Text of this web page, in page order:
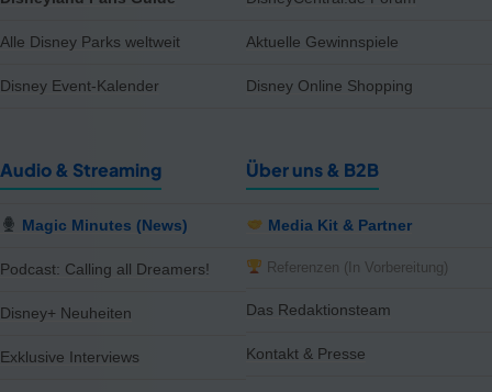
Alle Disney Parks weltweit
Disney Event-Kalender
Aktuelle Gewinnspiele
Disney Online Shopping
Audio & Streaming
Magic Minutes (News)
Podcast: Calling all Dreamers!
Disney+ Neuheiten
Exklusive Interviews
Über uns & B2B
Media Kit & Partner
Referenzen (In Vorbereitung)
Das Redaktionsteam
Kontakt & Presse